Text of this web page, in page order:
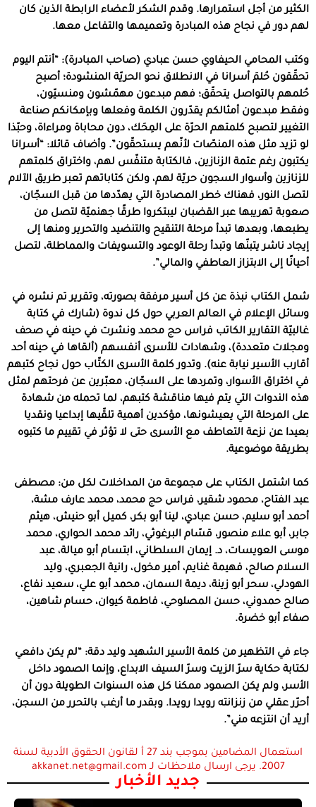
الكثير من أجل استمرارها. وقدم الشكر لأعضاء الرابطة الذين كان
لهم دور في نجاح هذه المبادرة وتعميمها والتفاعل معها.
وكتب المحامي الحيفاوي حسن عبادي (صاحب المبادرة): “أنتم اليوم
تحقّقون حُلمَ أسرانا في الانطلاق نحو الحريّة المنشودة؛ أصبح
حُلمهم بالتواصل يتحقّق؛ فهم مبدعون مهمّشون ومنسيّون،
وفقط مبدعون أمثالكم يقدّرون الكلمة وفعلها وبإمكانكم صناعة
التغيير لتصبح كلمتهم الحرّة على المِحَك، دون محاباة ومراءاة، وحبّذا
لو تزيد مثل هذه المنصّات لأنّهم يستحقّون”. وأضاف قائلا: “أسرانا
يكتبون رغم عتمة الزنازين، فالكتابة متنفّس لهم، واختراق كلمتهم
للزنازين وأسوار السجون حريّة لهم، ولكن كتاباتهم تعبر طريق الآلام
لتصل النور، فهناك خطر المصادرة التي يهدّدها من قبل السجّان،
صعوبة تهريبها عبر القضبان ليبتكروا طرقًا جهنميّة لتصل من
يطبعها، وبعدها تبدأ مرحلة التنقيح والتنضيد والتحرير ومنها إلى
إيجاد ناشر يتبنّها وتبدأ رحلة الوعود والتسويفات والمماطلة، لتصل
أحيانًا إلى الابتزاز العاطفي والمالي”.
شمل الكتاب نبذة عن كل أسير مرفقة بصورته، وتقرير تم نشره في
وسائل الإعلام في العالم العربي حول كل ندوة (شارك في كتابة
غالبيّة التقارير الكاتب فراس حج محمد ونشرت في حينه في صحف
ومجلات متعددة)، وشهادات للأسرى أنفسهم (ألقاها في حينه أحد
أقارب الأسير نيابة عنه). وتدور كلمة الأسرى الكتّاب حول نجاح كتبهم
في اختراق الأسوار، وتمردها على السجّان، معبّرين عن فرحتهم لمثل
هذه الندوات التي يتم فيها مناقشة كتبهم، لما تحمله من شهادة
على المرحلة التي يعيشونها، مؤكدين أهمية تلقّيها إبداعيا ونقديا
بعيدا عن نزعة التعاطف مع الأسرى حتى لا تؤثر في تقييم ما كتبوه
بطريقة موضوعية.
كما اشتمل الكتاب على مجموعة من المداخلات لكل من: مصطفى
عبد الفتاح، محمود شقير، فراس حج محمد، محمد عارف مشة،
أحمد أبو سليم، حسن عبادي، لينا أبو بكر، كميل أبو حنيش، هيثم
جابر، أبو علاء منصور، قسّام البرغوثي، رائد محمد الحواري، محمد
موسى العويسات، د. إيمان السلطاني، ابتسام أبو ميالة، عبد
السلام صالح، فهيمة غنايم، أمير مخول، رانية الجعبري، وليد
الهودلي، سحر أبو زينة، ديمة السمان، محمد أبو علي، سعيد نفاع،
صالح حمدوني، حسن المصلوحي، فاطمة كيوان، حسام شاهين،
صفاء أبو خضرة.
جاء في التظهير من كلمة الأسير الشهيد وليد دقة: “لم يكن دافعي
لكتابة حكاية سرّ الزيت وسرّ السيف الابداع، وإنما الصمود داخل
الأسر، ولم يكن الصمود ممكنا كل هذه السنوات الطويلة دون أن
أحرّر عقلي من زنزانته رويدا رويدا. وبقدر ما أرغب بالتحرر من السجن،
أريد أن انتزعه مني”.
استعمال المضامين بموجب بند 27 أ لقانون الحقوق الأدبية لسنة
2007. يرجى ارسال ملاحظات لـ akkanet.net@gmail.com
جديد الأخبار